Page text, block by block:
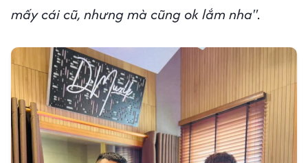
mấy cái cũ, nhưng mà cũng ok lắm nha".